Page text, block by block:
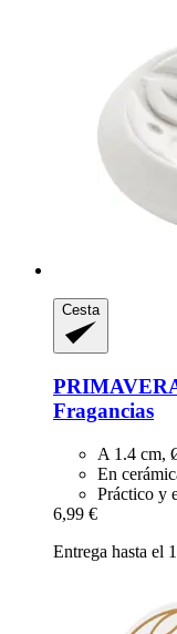
Cesta
Fragancias
A 1.4 cm,
En
Práctico y
6,99 €
Entrega hasta el